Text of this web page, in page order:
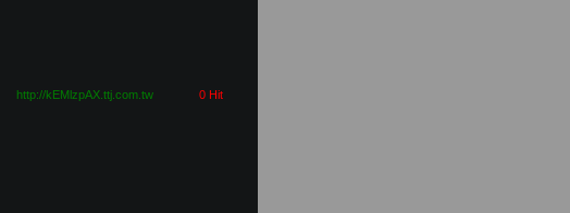
http://kEMlzpAX.ttj.com.tw 0 Hit